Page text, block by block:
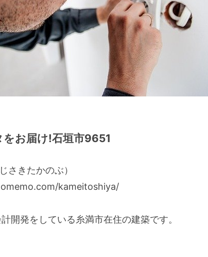
をお届け!石垣市9651
きたかのぶ）
kameitoshiya/
開発をしている糸満市在住の建築です。